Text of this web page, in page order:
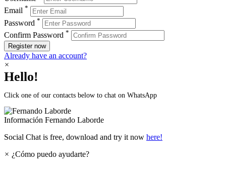
Email *
Password *
Confirm Password *
Register now
Already have an account?
×
Hello!
Click one of our contacts below to chat on WhatsApp
Información Fernando Laborde
Social Chat is free, download and try it now here!
× ¿Cómo puedo ayudarte?